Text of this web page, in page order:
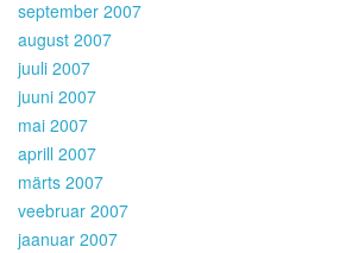
september 2007
august 2007
juuli 2007
juuni 2007
mai 2007
aprill 2007
märts 2007
veebruar 2007
jaanuar 2007